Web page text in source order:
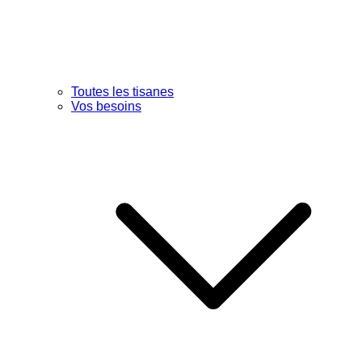
Toutes les tisanes
Vos besoins